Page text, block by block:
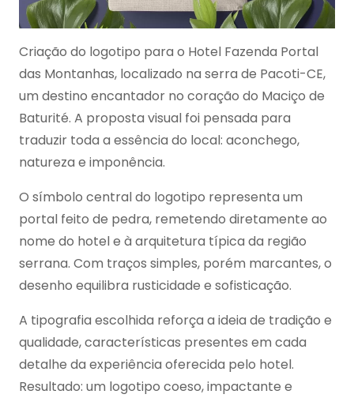
Criação do logotipo para o Hotel Fazenda Portal
das Montanhas, localizado na serra de Pacoti-CE,
um destino encantador no coração do Maciço de
Baturité. A proposta visual foi pensada para
traduzir toda a essência do local: aconchego,
natureza e imponência.
O símbolo central do logotipo representa um
portal feito de pedra, remetendo diretamente ao
nome do hotel e à arquitetura típica da região
serrana. Com traços simples, porém marcantes, o
desenho equilibra rusticidade e sofisticação.
A tipografia escolhida reforça a ideia de tradição e
qualidade, características presentes em cada
detalhe da experiência oferecida pelo hotel.
Resultado: um logotipo coeso, impactante e